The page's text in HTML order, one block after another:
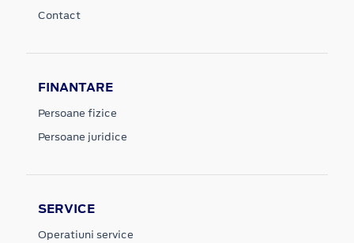
Contact
FINANTARE
Persoane fizice
Persoane juridice
SERVICE
Operatiuni service